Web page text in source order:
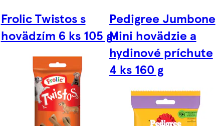
Frolic Twistos s
hovädzím 6 ks 105 g
Pedigree Jumbone
Mini hovädzie a
hydinové príchute
4 ks 160 g